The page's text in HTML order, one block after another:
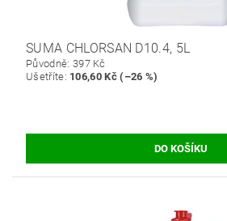
SUMA CHLORSAN D10.4, 5L
Původně: 397 Kč
Ušetříte: 106,60 Kč (–26 %)